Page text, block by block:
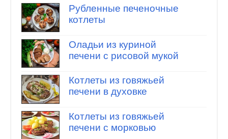
Рубленные печеночные
котлеты
Оладьи из куриной
печени с рисовой мукой
Котлеты из говяжьей
печени в духовке
Котлеты из говяжьей
печени с морковью